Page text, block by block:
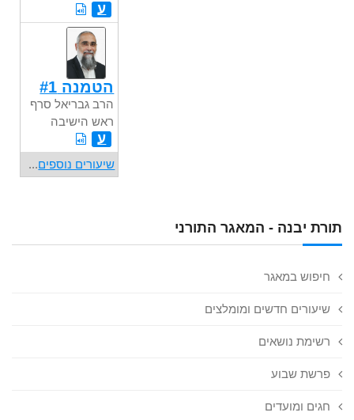
תורת יבנה - המאגר התורני
חיפוש במאגר
שיעורים חדשים ומומלצים
רשימת נושאים
פרשת שבוע
חגים ומועדים
ע
הטמנה #1
הרב גבריאל סרף
ראש הישיבה
ע
שיעורים נוספים...